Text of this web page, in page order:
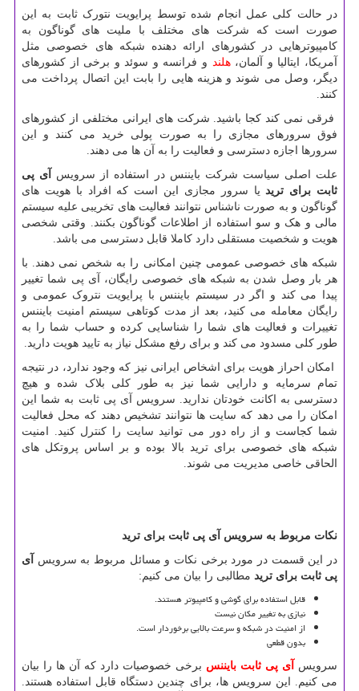
در حالت کلی عمل انجام شده توسط پرایویت نتورک ثابت به این
صورت است که شرکت های مختلف با ملیت های گوناگون به
کامپیوترهایی در کشورهای ارائه دهنده شبکه های خصوصی مثل
آمریکا، ایتالیا و آلمان،هلند و فرانسه و سوئد و برخی از کشورهای
دیگر، وصل می شوند و هزینه هایی را بابت این اتصال پرداخت می
کنند.
فرقی نمی کند کجا باشید. شرکت های ایرانی مختلفی از کشورهای
فوق سرورهای مجازی را به صورت پولی خرید می کنند و این
سرورها اجازه دسترسی و فعالیت را به آن ها می دهند.
علت اصلی سیاست شرکت بایننس در استفاده از سرویس
آی پی
ثابت برای تریدیا سرور مجازی این است که افراد با هویت های
گوناگون و به صورت ناشناس نتوانند فعالیت های تخریبی علیه سیستم
مالی و هک و سو استفاده از اطلاعات گوناگون بکنند. وقتی شخصی
هویت و شخصیت مستقلی دارد کاملا قابل دسترسی می باشد.
شبکه های خصوصی عمومی چنین امکانی را به شخص نمی دهند. با
هر بار وصل شدن به شبکه های خصوصی رایگان، آی پی شما تغییر
پیدا می کند و اگر در سیستم بایننس با پرایویت نتروک عمومی و
رایگان معامله می کنید، بعد از مدت کوتاهی سیستم امنیت بایننس
تغییرات و فعالیت های شما را شناسایی کرده و حساب شما را به
طور کلی مسدود می کند و برای رفع مشکل نیاز به تایید هویت دارید.
امکان احراز هویت برای اشخاص ایرانی نیز که وجود ندارد، در نتیجه
تمام سرمایه و دارایی شما نیز به طور کلی بلاک شده و هیچ
دسترسی به اکانت خودتان ندارید. سرویس آی پی ثابت به شما این
امکان را می دهد که سایت ها نتوانند تشخیص دهند که محل فعالیت
شما کجاست و از راه دور می توانید سایت را کنترل کنید. امنیت
شبکه های خصوصی برای ترید بالا بوده و بر اساس پروتکل های
الحاقی خاصی مدیریت می شوند.
نکات مربوط به سرویس آی پی ثابت برای ترید
در این قسمت در مورد برخی نکات و مسائل مربوط به سرویس
آی
پی ثابت برای ترید مطالبی را بیان می کنیم:
قابل استفاده برای گوشی و کامپیوتر هستند.
نیازی به تغییر مکان نیست
از امنیت در شبکه و سرعت بالایی برخوردار است.
بدون قطعی
سرویس آی پی ثابت بایننس برخی خصوصیات دارد که آن ها را بیان
می کنیم. این سرویس ها، برای چندین دستگاه قابل استفاده هستند.